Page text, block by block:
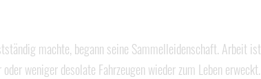
machte, begann seine Sammelleidenschaft. Arbeit ist
weniger desolate Fahrzeugen wieder zum Leben erweckt.